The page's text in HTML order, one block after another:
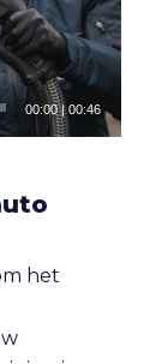
00:00|00:46
het